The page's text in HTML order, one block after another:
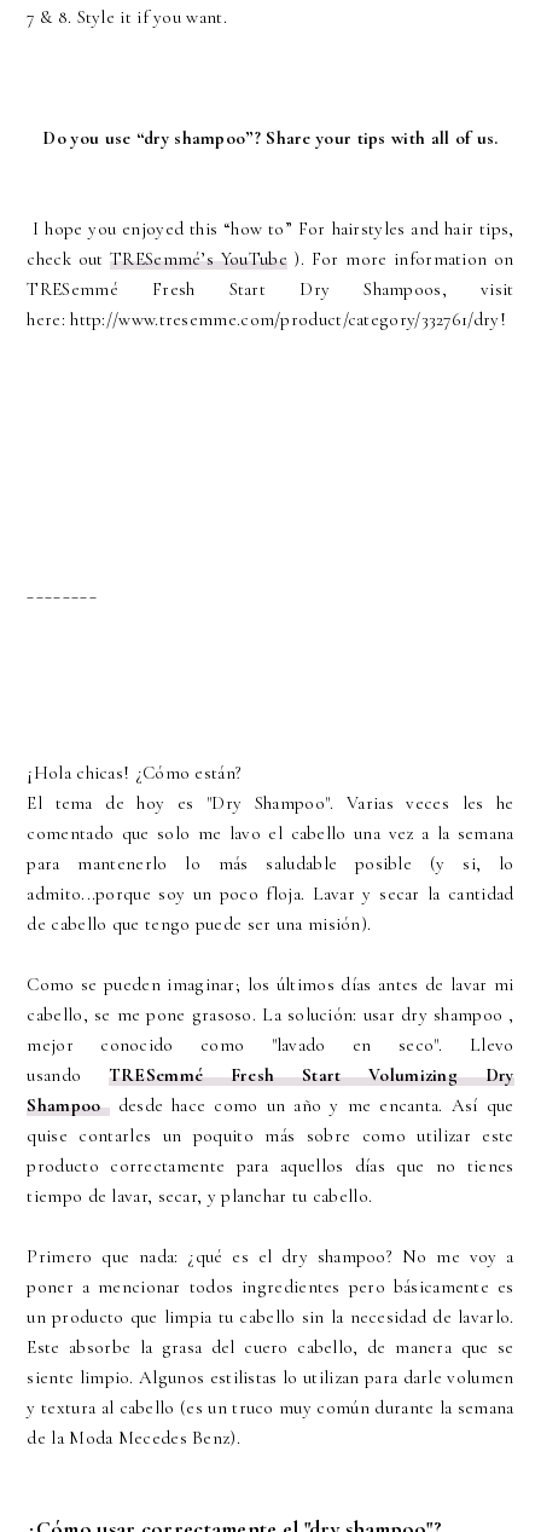
7 & 8. Style it if you want.
Do you use “dry shampoo”? Share your tips with all of us.
I hope you enjoyed this “how to” For hairstyles and hair tips,
check outTRESemmé’s YouTube). For more information on
TRESemmé Fresh Start Dry Shampoos, visit
here:http://www.tresemme.com/product/category/332761/dry!
¡Hola chicas! ¿Cómo están?
El tema de hoy es "Dry Shampoo". Varias veces les he
comentado que solo me lavo el cabello una vez a la semana
para mantenerlo lo más saludable posible (y si, lo
admito...porque soy un poco floja. Lavar y secar la cantidad
de cabello que tengo puede ser una misión).
Como se pueden imaginar; los últimos días antes de lavar mi
cabello, se me pone grasoso. La solución: usar dry shampoo ,
mejor conocido como "lavado en seco". Llevo
usando TRESemmé Fresh Start Volumizing Dry
Shampoo desde hace como un año y me encanta. Así que
quise contarles un poquito más sobre como utilizar este
producto correctamente para aquellos días que no tienes
tiempo de lavar, secar, y planchar tu cabello.
Primero que nada: ¿qué es el dry shampoo? No me voy a
poner a mencionar todos ingredientes pero básicamente es
un producto que limpia tu cabello sin la necesidad de lavarlo.
Este absorbe la grasa del cuero cabello, de manera que se
siente limpio. Algunos estilistas lo utilizan para darle volumen
y textura al cabello (es un truco muy común durante la semana
de la Moda Mecedes Benz).